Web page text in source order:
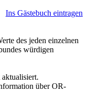
Ins Gästebuch eintragen
des jeden einzelnen
würdigen
über OR-